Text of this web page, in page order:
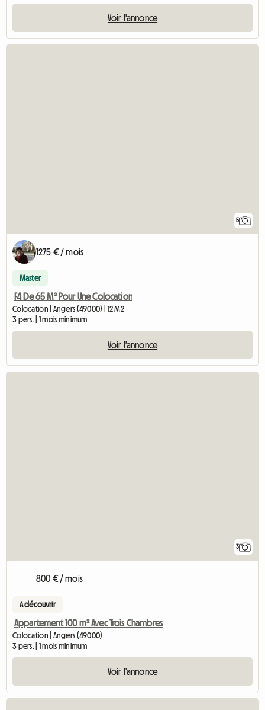
Voir l'annonce
5
1275 € / mois
Master
F4 De 65 M² Pour Une Colocation
Colocation | Angers (49000) | 12 M2
3 pers. | 1 mois minimum
Voir l'annonce
3
800 € / mois
A découvrir
Appartement 100 m² Avec Trois Chambres
Colocation | Angers (49000)
3 pers. | 1 mois minimum
Voir l'annonce